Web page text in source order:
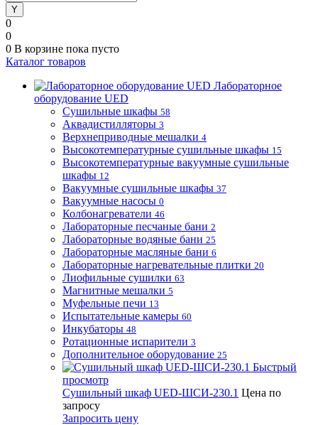
0
0
0 В корзине пока пусто
Каталог товаров
Лабораторное
оборудование UED
Сушильные шкафы 58
Аквадистилляторы 3
Верхнеприводные мешалки 4
Высокотемпературные сушильные шкафы 15
Высокотемпературные вакуумные сушильные
шкафы 12
Вакуумные сушильные шкафы 37
Вакуумные насосы 0
Колбонагреватели 46
Лабораторные песчаные бани 2
Лабораторные водяные бани 25
Лабораторные масляные бани 6
Лабораторные нагревательные плитки 20
Лиофильные сушилки 63
Магнитные мешалки 5
Муфельные печи 13
Испытательные камеры 60
Инкубаторы 48
Ротационные испарители 3
Дополнительное оборудование 25
Быстрый
просмотр
Сушильный шкаф UED-ШСИ-230.1 Цена по
запросу
Запросить цену